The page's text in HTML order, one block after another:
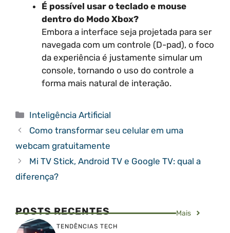
É possível usar o teclado e mouse
dentro do Modo Xbox?
Embora a interface seja projetada para ser
navegada com um controle (D-pad), o foco
da experiência é justamente simular um
console, tornando o uso do controle a
forma mais natural de interação.
Categorias
Inteligência Artificial
Como transformar seu celular em uma
webcam gratuitamente
Mi TV Stick, Android TV e Google TV: qual a
diferença?
POSTS RECENTES Mais
TENDÊNCIAS TECH